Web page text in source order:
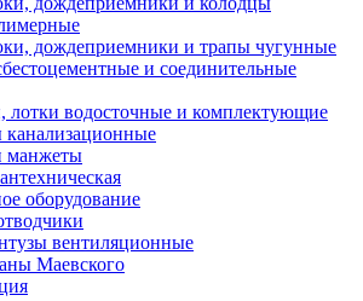
дождеприемники и трапы чугунные
и соединительные
лотки водосточные и комплектующие
манжеты
оборудование
вентиляционные
Маевского